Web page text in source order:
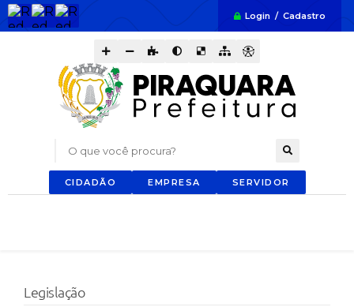
Login / Cadastro
O que você procura?
CIDADÃO EMPRESA SERVIDOR
Legislação